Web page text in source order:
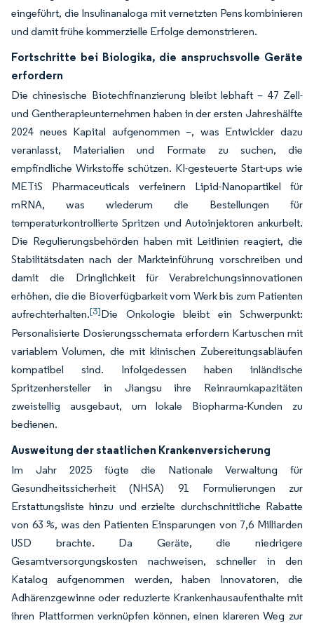
eingeführt, die Insulinanaloga mit vernetzten Pens kombinieren
und damit frühe kommerzielle Erfolge demonstrieren.
Fortschritte bei Biologika, die anspruchsvolle Geräte
erfordern
Die chinesische Biotechfinanzierung bleibt lebhaft – 47 Zell-
und Gentherapieunternehmen haben in der ersten Jahreshälfte
2024 neues Kapital aufgenommen –, was Entwickler dazu
veranlasst, Materialien und Formate zu suchen, die
empfindliche Wirkstoffe schützen. KI-gesteuerte Start-ups wie
METiS Pharmaceuticals verfeinern Lipid-Nanopartikel für
mRNA, was wiederum die Bestellungen für
temperaturkontrollierte Spritzen und Autoinjektoren ankurbelt.
Die Regulierungsbehörden haben mit Leitlinien reagiert, die
Stabilitätsdaten nach der Markteinführung vorschreiben und
damit die Dringlichkeit für Verabreichungsinnovationen
erhöhen, die die Bioverfügbarkeit vom Werk bis zum Patienten
aufrechterhalten.[3]Die Onkologie bleibt ein Schwerpunkt:
Personalisierte Dosierungsschemata erfordern Kartuschen mit
variablem Volumen, die mit klinischen Zubereitungsabläufen
kompatibel sind. Infolgedessen haben inländische
Spritzenhersteller in Jiangsu ihre Reinraumkapazitäten
zweistellig ausgebaut, um lokale Biopharma-Kunden zu
bedienen.
Ausweitung der staatlichen Krankenversicherung
Im Jahr 2025 fügte die Nationale Verwaltung für
Gesundheitssicherheit (NHSA) 91 Formulierungen zur
Erstattungsliste hinzu und erzielte durchschnittliche Rabatte
von 63 %, was den Patienten Einsparungen von 7,6 Milliarden
USD brachte. Da Geräte, die niedrigere
Gesamtversorgungskosten nachweisen, schneller in den
Katalog aufgenommen werden, haben Innovatoren, die
Adhärenzgewinne oder reduzierte Krankenhausaufenthalte mit
ihren Plattformen verknüpfen können, einen klareren Weg zur